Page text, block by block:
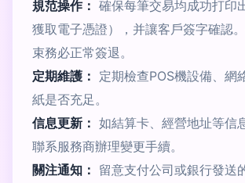
規范操作： 確保每筆交易均成功打印
獲取電子憑證），并讓客戶簽字確認
束務必正常簽退。
定期維護： 定期檢查POS機設備、網
紙是否充足。
信息更新： 如結算卡、經營地址等信
聯系服務商辦理變更手續。
關注通知： 留意支付公司或銀行發送